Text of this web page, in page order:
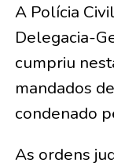
A Polícia
Delegacia-
cumpriu
mandados
condenado
As ordens